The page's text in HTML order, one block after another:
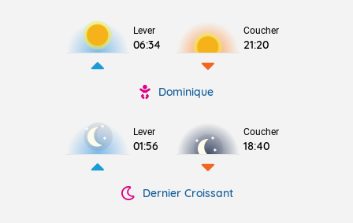
Lever
06:34
Coucher
21:20
Dominique
Lever
01:56
Coucher
18:40
Dernier Croissant